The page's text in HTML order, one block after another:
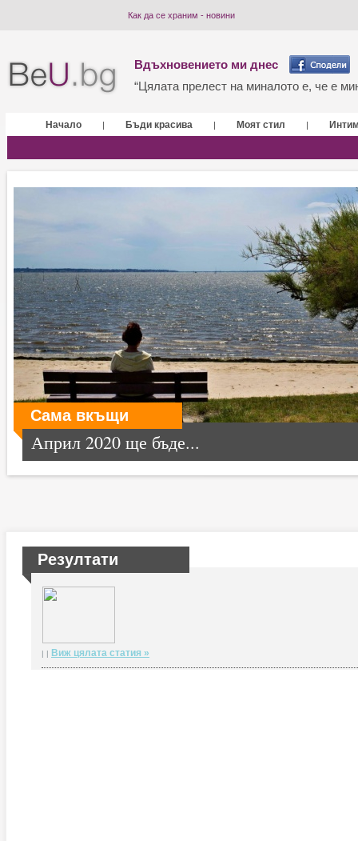
Как да се храним - новини
Вдъхновението ми днес
“Цялата прелест на миналото е, че е
Начало | Бъди красива | Моят стил |
Сама вкъщи
Април 2020 ще бъде...
Резултати
| | Виж цялата статия »